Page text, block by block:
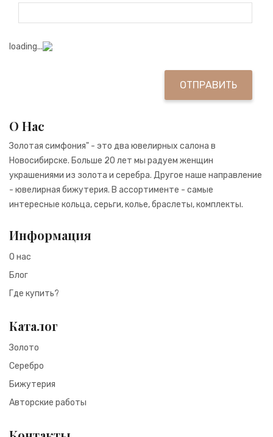
loading...
О Нас
Золотая симфония" - это два ювелирных салона в
Новосибирске. Больше 20 лет мы радуем женщин
украшениями из золота и серебра. Другое наше направление
- ювелирная бижутерия. В ассортименте - самые
интересные кольца, серьги, колье, браслеты, комплекты.
Информация
О нас
Блог
Где купить?
Каталог
Золото
Серебро
Бижутерия
Авторские работы